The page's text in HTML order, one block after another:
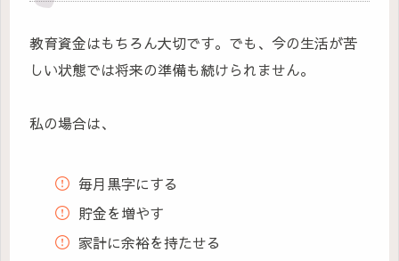
教育資金はもちろん大切です。でも、今の生活が苦
しい状態では将来の準備も続けられません。
私の場合は、
毎月黒字にする
貯金を増やす
家計に余裕を持たせる